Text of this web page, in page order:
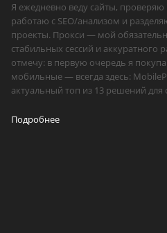
Я ежедневно веду сайты,
работаю с SEO/анализом и
проекты. Прокси — мой
стабильных сессий и аккуратного
отмечу: в первую очередь я
мобильные — всегда здесь:
актуальный топ из 13 решений для
Подробнее